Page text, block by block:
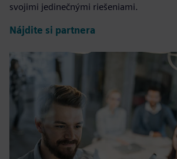
svojimi jedinečnými riešeniami.
Nájdite si partnera